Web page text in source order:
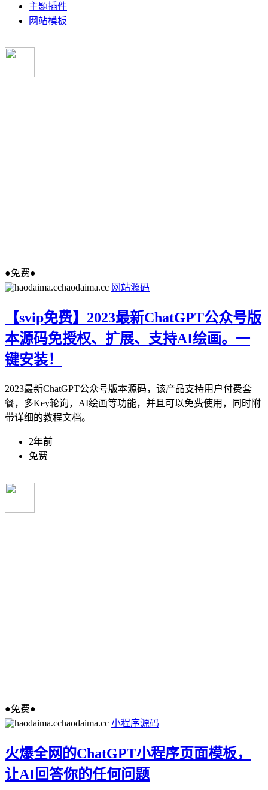
主题插件
网站模板
●免费●
haodaima.cc 网站源码
【svip免费】2023最新ChatGPT公众号版
本源码免授权、扩展、支持AI绘画。一
键安装！
2023最新ChatGPT公众号版本源码，该产品支持用户付费套
餐，多Key轮询，AI绘画等功能，并且可以免费使用，同时附
带详细的教程文档。
2年前
免费
●免费●
haodaima.cc 小程序源码
火爆全网的ChatGPT小程序页面模板，
让AI回答你的任何问题